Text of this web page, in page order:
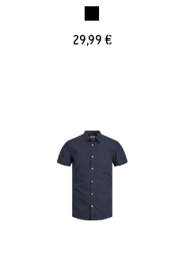
29,99 €